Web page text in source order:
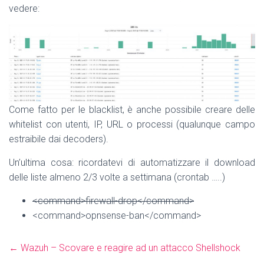
vedere:
Come fatto per le blacklist, è anche possibile creare delle
whitelist con utenti, IP, URL o processi (qualunque campo
estraibile dai decoders).
Un’ultima cosa: ricordatevi di automatizzare il download
delle liste almeno 2/3 volte a settimana (crontab …..)
<command>firewall-drop</command>
<command>opnsense-ban</command>
← Wazuh – Scovare e reagire ad un attacco Shellshock